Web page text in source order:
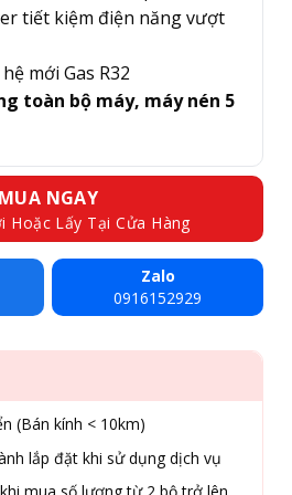
tiết kiệm điện năng vượt
mới Gas R32
toàn bộ máy, máy nén 5
MUA NGAY
Hoặc Lấy Tại Cửa Hàng
Zalo
0916152929
(Bán kính < 10km)
lắp đặt khi sử dụng dịch vụ